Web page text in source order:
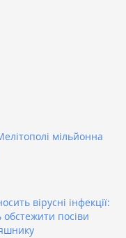
мільйонна
вірусні інфекції:
посіви